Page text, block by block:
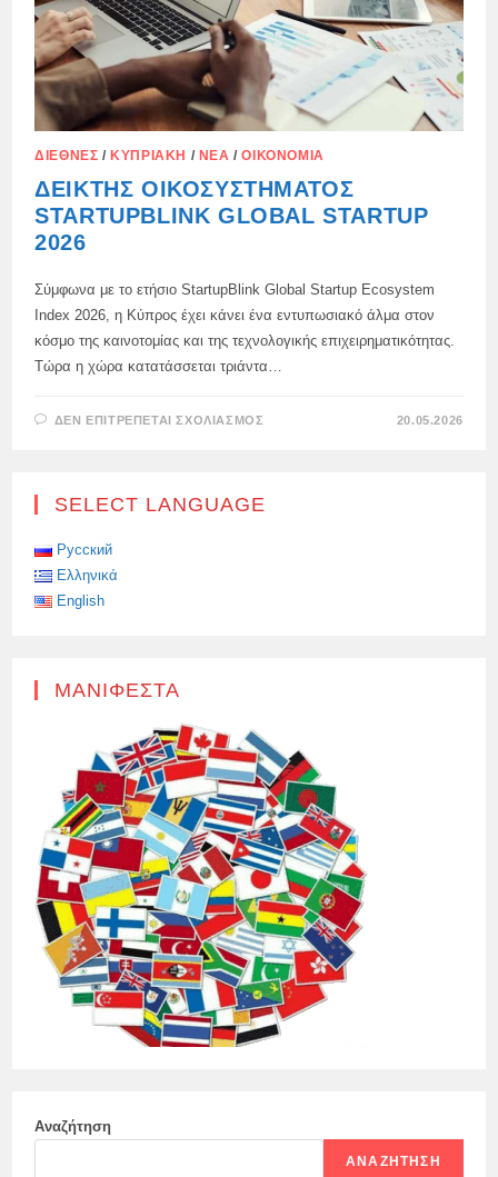
ΔΙΕΘΝΈΣ / ΚΥΠΡΙΑΚΉ / ΝΈΑ /ΟΙΚΟΝΟΜΊΑ
ΔΕΊΚΤΗΣ ΟΙΚΟΣΥΣΤΉΜΑΤΟΣ
STARTUPBLINK GLOBAL STARTUP
2026
Σύμφωνα με το ετήσιο StartupBlink Global Startup Ecosystem
Index 2026, η Κύπρος έχει κάνει ένα εντυπωσιακό άλμα στον
κόσμο της καινοτομίας και της τεχνολογικής επιχειρηματικότητας.
Τώρα η χώρα κατατάσσεται τριάντα…
ΔΕΝ ΕΠΙΤΡΈΠΕΤΑΙ ΣΧΟΛΙΑΣΜΌΣ
2026
20.05.2026
SELECT LANGUAGE
Русский
Ελληνικά
English
ΜΑΝΙΦΈΣΤΑ
Αναζήτηση
ΑΝΑΖΉΤΗΣΗ